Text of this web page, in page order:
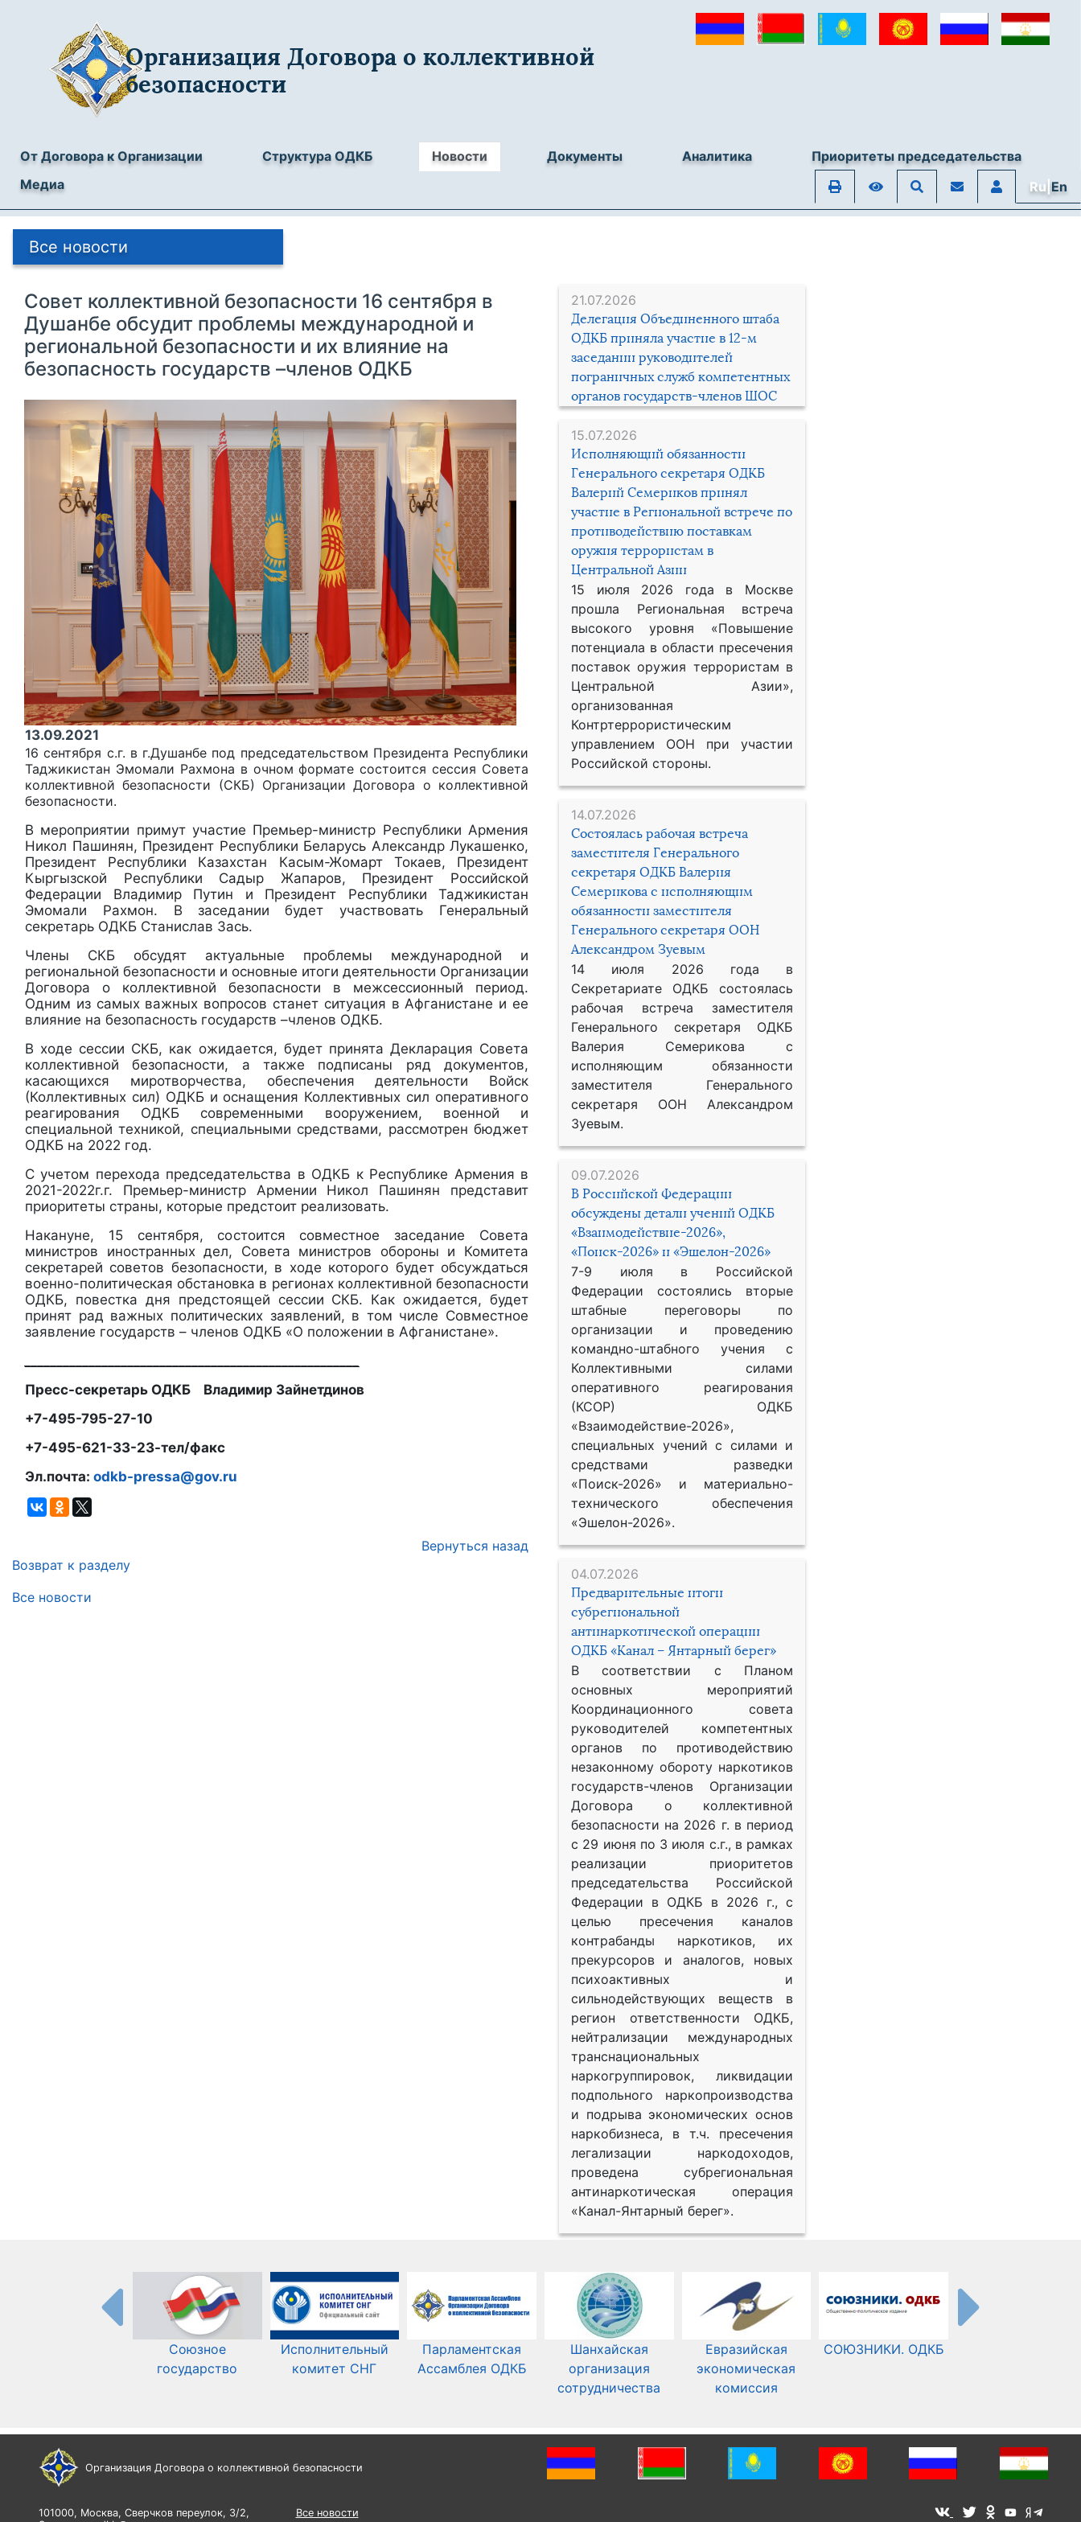
Организация Договора о коллективной
безопасности
От Договора к Организации Структура ОДКБ Новости Документы Аналитика
Приоритеты председательства
Медиа
Ru|En
Все новости
21.07.2026
Делегация Объединенного штаба
ОДКБ приняла участие в 12-м
заседании руководителей
пограничных служб компетентных
органов государств-членов ШОС
15.07.2026
Исполняющий обязанности
Генерального секретаря ОДКБ
Валерий Семериков принял
участие в Региональной встрече по
противодействию поставкам
оружия террористам в
Центральной Азии
15 июля 2026 года в Москве
прошла Региональная встреча
высокого уровня «Повышение
потенциала в области пресечения
поставок оружия террористам в
Центральной Азии»,
организованная
Контртеррористическим
управлением ООН при участии
Российской стороны.
14.07.2026
Состоялась рабочая встреча
заместителя Генерального
секретаря ОДКБ Валерия
Семерикова с исполняющим
обязанности заместителя
Генерального секретаря ООН
Александром Зуевым
14 июля 2026 года в
Секретариате ОДКБ состоялась
рабочая встреча заместителя
Генерального секретаря ОДКБ
Валерия Семерикова с
исполняющим обязанности
заместителя Генерального
секретаря ООН Александром
Зуевым.
09.07.2026
В Российской Федерации
обсуждены детали учений ОДКБ
«Взаимодействие-2026»,
«Поиск-2026» и «Эшелон-2026»
7-9 июля в Российской
Федерации состоялись вторые
штабные переговоры по
организации и проведению
командно-штабного учения с
Коллективными силами
оперативного реагирования
(КСОР) ОДКБ
«Взаимодействие-2026»,
специальных учений с силами и
средствами разведки
«Поиск-2026» и материально-
технического обеспечения
«Эшелон-2026».
04.07.2026
Предварительные итоги
субрегиональной
антинаркотической операции
ОДКБ «Канал – Янтарный берег»
В соответствии с Планом
основных мероприятий
Координационного совета
руководителей компетентных
органов по противодействию
незаконному обороту наркотиков
государств-членов Организации
Договора о коллективной
безопасности на 2026 г. в период
с 29 июня по 3 июля с.г., в рамках
реализации приоритетов
председательства Российской
Федерации в ОДКБ в 2026 г., с
целью пресечения каналов
контрабанды наркотиков, их
прекурсоров и аналогов, новых
психоактивных и
сильнодействующих веществ в
регион ответственности ОДКБ,
нейтрализации международных
транснациональных
наркогруппировок, ликвидации
подпольного наркопроизводства
и подрыва экономических основ
наркобизнеса, в т.ч. пресечения
легализации наркодоходов,
проведена субрегиональная
антинаркотическая операция
«Канал-Янтарный берег».
Совет коллективной безопасности 16 сентября в
Душанбе обсудит проблемы международной и
региональной безопасности и их влияние на
безопасность государств –членов ОДКБ
13.09.2021
16 сентября с.г. в г.Душанбе под председательством Президента Республики
Таджикистан Эмомали Рахмона в очном формате состоится сессия Совета
коллективной безопасности (СКБ) Организации Договора о коллективной
безопасности.
В мероприятии примут участие Премьер-министр Республики Армения
Никол Пашинян, Президент Республики Беларусь Александр Лукашенко,
Президент Республики Казахстан Касым-Жомарт Токаев, Президент
Кыргызской Республики Садыр Жапаров, Президент Российской
Федерации Владимир Путин и Президент Республики Таджикистан
Эмомали Рахмон. В заседании будет участвовать Генеральный
секретарь ОДКБ Станислав Зась.
Члены СКБ обсудят актуальные проблемы международной и
региональной безопасности и основные итоги деятельности Организации
Договора о коллективной безопасности в межсессионный период.
Одним из самых важных вопросов станет ситуация в Афганистане и ее
влияние на безопасность государств –членов ОДКБ.
В ходе сессии СКБ, как ожидается, будет принята Декларация Совета
коллективной безопасности, а также подписаны ряд документов,
касающихся миротворчества, обеспечения деятельности Войск
(Коллективных сил) ОДКБ и оснащения Коллективных сил оперативного
реагирования ОДКБ современными вооружением, военной и
специальной техникой, специальными средствами, рассмотрен бюджет
ОДКБ на 2022 год.
С учетом перехода председательства в ОДКБ к Республике Армения в
2021-2022г.г. Премьер-министр Армении Никол Пашинян представит
приоритеты страны, которые предстоит реализовать.
Накануне, 15 сентября, состоится совместное заседание Совета
министров иностранных дел, Совета министров обороны и Комитета
секретарей советов безопасности, в ходе которого будет обсуждаться
военно-политическая обстановка в регионах коллективной безопасности
ОДКБ, повестка дня предстоящей сессии СКБ. Как ожидается, будет
принят рад важных политических заявлений, в том числе Совместное
заявление государств – членов ОДКБ «О положении в Афганистане».
Пресс-секретарь ОДКБ Владимир Зайнетдинов
+7-495-795-27-10
+7-495-621-33-23-тел/факс
Эл.почта: odkb-pressa@gov.ru
Вернуться назад
Возврат к разделу
Все новости
Союзное
государство
Исполнительный
комитет СНГ
Парламентская
Ассамблея ОДКБ
Шанхайская
организация
сотрудничества
Евразийская
экономическая
комиссия
СОЮЗНИКИ. ОДКБ
Организация Договора о коллективной безопасности
101000, Москва, Сверчков переулок, 3/2,
Все новости